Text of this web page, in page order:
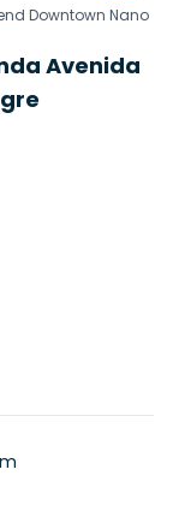
Downtown Nano
Avenida